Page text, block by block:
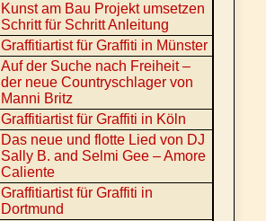
Kunst am Bau Projekt umsetzen
Schritt für Schritt Anleitung
Graffitiartist für Graffiti in Münster
Auf der Suche nach Freiheit –
der neue Countryschlager von
Manni Britz
Graffitiartist für Graffiti in Köln
Das neue und flotte Lied von DJ
Sally B. and Selmi Gee – Amore
Caliente
Graffitiartist für Graffiti in
Dortmund